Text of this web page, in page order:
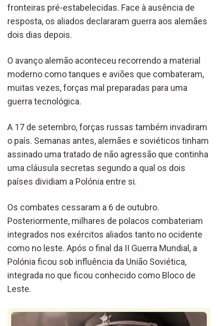
fronteiras pré-estabelecidas. Face à ausência de
resposta, os aliados declararam guerra aos alemães
dois dias depois.
O avanço alemão aconteceu recorrendo a material
moderno como tanques e aviões que combateram,
muitas vezes, forças mal preparadas para uma
guerra tecnológica.
A 17 de setembro, forças russas também invadiram
o país. Semanas antes, alemães e soviéticos tinham
assinado uma tratado de não agressão que continha
uma cláusula secretas segundo a qual os dois
países dividiam a Polónia entre si.
Os combates cessaram a 6 de outubro.
Posteriormente, milhares de polacos combateriam
integrados nos exércitos aliados tanto no ocidente
como no leste. Após o final da II Guerra Mundial, a
Polónia ficou sob influência da União Soviética,
integrada no que ficou conhecido como Bloco de
Leste.